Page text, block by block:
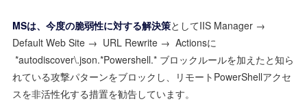
MSは、今度の脆弱性に対する解決策としてIIS Manager →
Default Web Site → URL Rewrite → Actionsに
*autodiscover\.json.*Powershell.* ブロックルールを加えたと知ら
れている攻撃パターンをブロックし、リモートPowerShellアクセ
スを非活性化する措置を勧告しています。